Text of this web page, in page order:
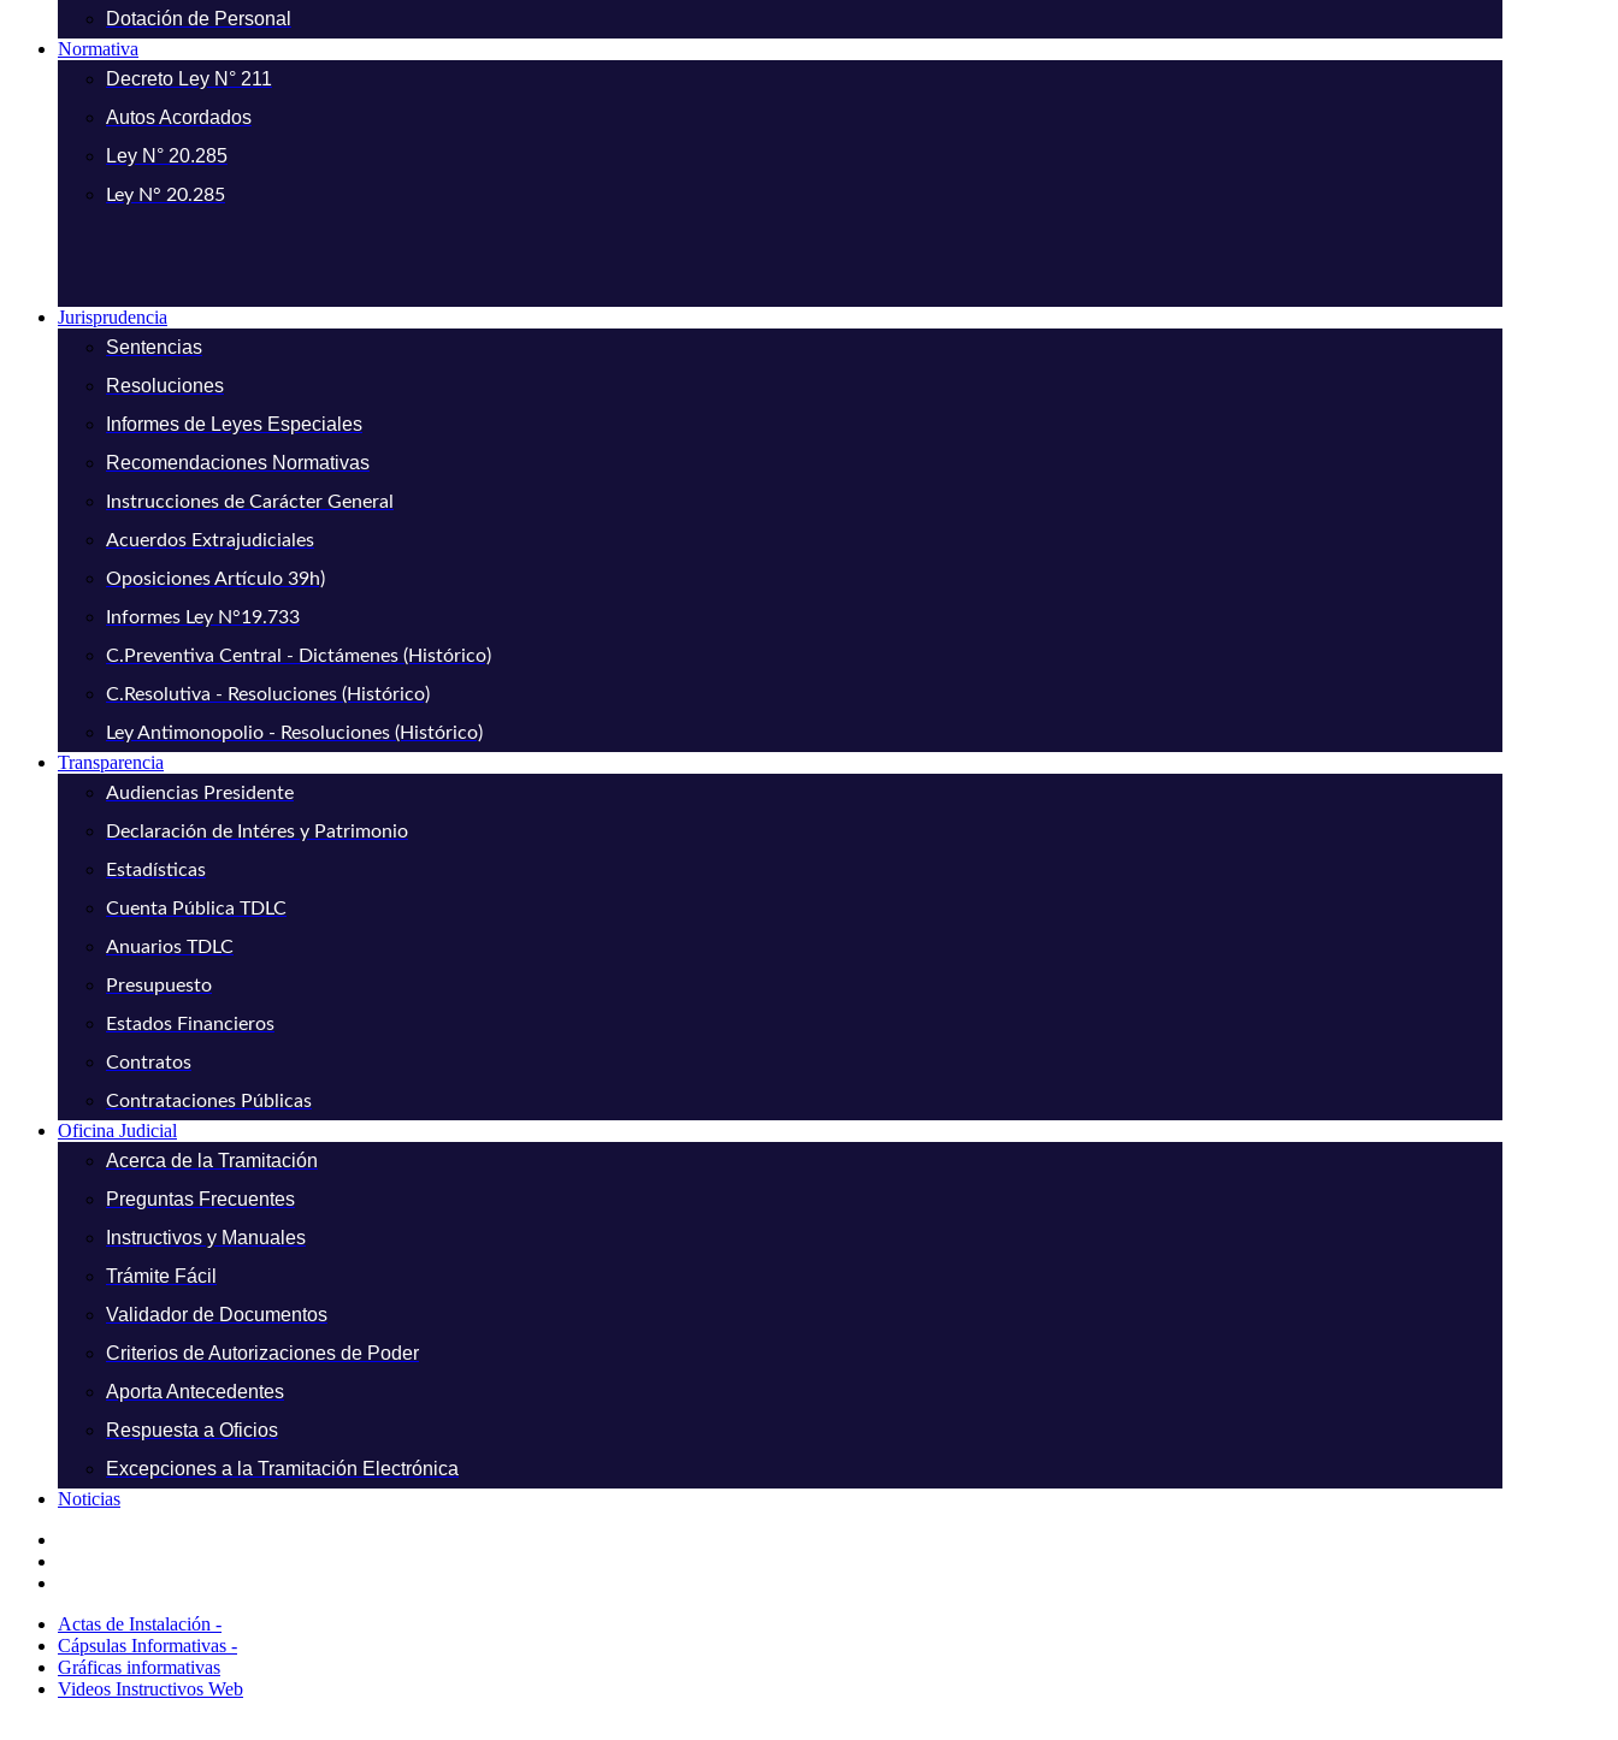
Dotación de Personal
Normativa
Decreto Ley N° 211
Autos Acordados
Ley N° 20.285
Ley N° 20.285
Jurisprudencia
Sentencias
Resoluciones
Informes de Leyes Especiales
Recomendaciones Normativas
Instrucciones de Carácter General
Acuerdos Extrajudiciales
Oposiciones Artículo 39h)
Informes Ley N°19.733
C.Preventiva Central - Dictámenes (Histórico)
C.Resolutiva - Resoluciones (Histórico)
Ley Antimonopolio - Resoluciones (Histórico)
Transparencia
Audiencias Presidente
Declaración de Intéres y Patrimonio
Estadísticas
Cuenta Pública TDLC
Anuarios TDLC
Presupuesto
Estados Financieros
Contratos
Contrataciones Públicas
Oficina Judicial
Acerca de la Tramitación
Preguntas Frecuentes
Instructivos y Manuales
Trámite Fácil
Validador de Documentos
Criterios de Autorizaciones de Poder
Aporta Antecedentes
Respuesta a Oficios
Excepciones a la Tramitación Electrónica
Noticias
Actas de Instalación -
Cápsulas Informativas -
Gráficas informativas
Videos Instructivos Web